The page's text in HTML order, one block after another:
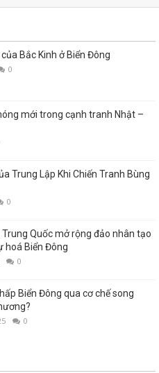
Bắc Kinh ở Biển Đông
0
mới trong cạnh tranh Nhật –
Trung Lập Khi Chiến Tranh Bùng
0
Trung Quốc mở rộng đảo nhân tạo
hoá Biển Đông
0
Biển Đông qua cơ chế song
0